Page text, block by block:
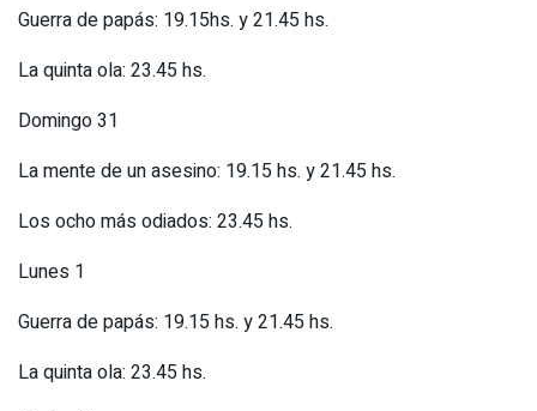
Guerra de papás: 19.15hs. y 21.45 hs.
La quinta ola: 23.45 hs.
Domingo 31
La mente de un asesino: 19.15 hs. y 21.45 hs.
Los ocho más odiados: 23.45 hs.
Lunes 1
Guerra de papás: 19.15 hs. y 21.45 hs.
La quinta ola: 23.45 hs.